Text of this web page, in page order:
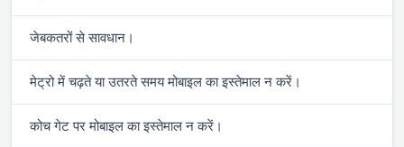
जेबकतरों से सावधान।
मेट्रो में चढ़ते या उतरते समय मोबाइल का इस्तेमाल न करें।
कोच गेट पर मोबाइल का इस्तेमाल न करें।